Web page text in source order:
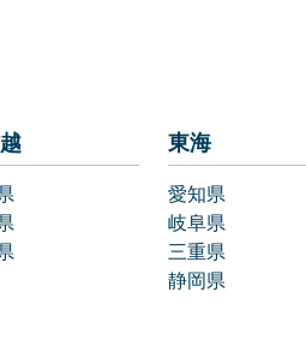
東海
愛知県
岐阜県
三重県
静岡県